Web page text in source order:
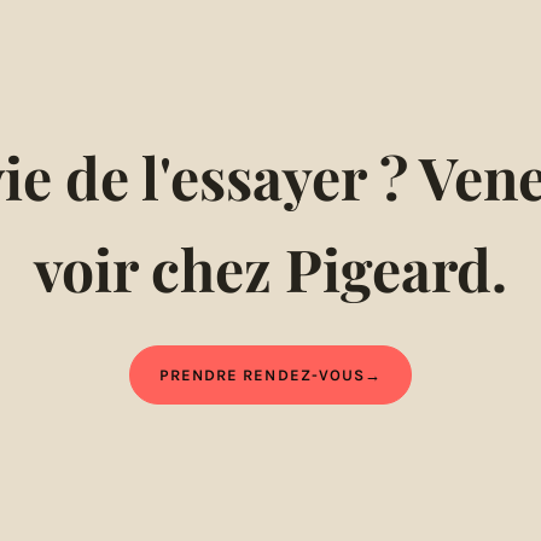
de l'essayer ?
voir chez Pigeard.
PRENDRE RENDEZ-VOUS →